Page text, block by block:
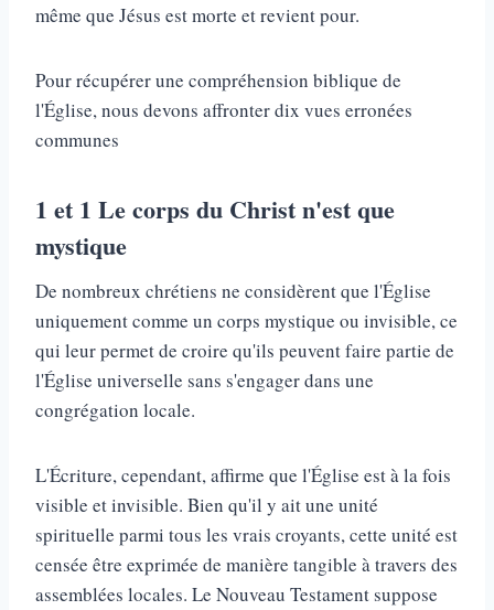
même que Jésus est morte et revient pour.
Pour récupérer une compréhension biblique de
l'Église, nous devons affronter dix vues erronées
communes
1 et 1 Le corps du Christ n'est que
mystique
De nombreux chrétiens ne considèrent que l'Église
uniquement comme un corps mystique ou invisible, ce
qui leur permet de croire qu'ils peuvent faire partie de
l'Église universelle sans s'engager dans une
congrégation locale.
L'Écriture, cependant, affirme que l'Église est à la fois
visible et invisible. Bien qu'il y ait une unité
spirituelle parmi tous les vrais croyants, cette unité est
censée être exprimée de manière tangible à travers des
assemblées locales. Le Nouveau Testament suppose